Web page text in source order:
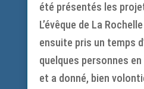
été présentés les
L’évêque de La
ensuite pris un temps
quelques personnes
et a donné, bien